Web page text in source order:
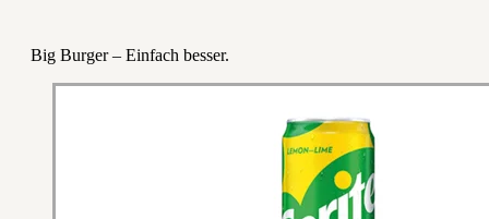
Big Burger – Einfach besser.